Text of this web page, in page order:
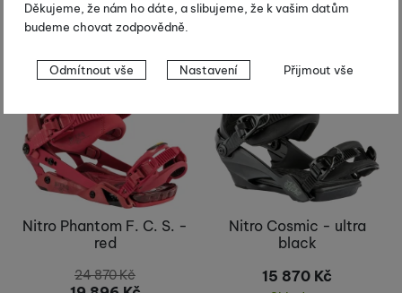
Děkujeme, že nám ho dáte, a slibujeme, že k vašim datům
budeme chovat zodpovědně.
Nastavení souhlasů s kategoriemi
cookies
Technické
Technické-bez těchto cookies náš web nebude fungovat
VŽDY AKTIVNÍ
Technické cookies umožňují váš průchod nákupním košíkem,
porovnávání produktů a další nezbytné funkce.
Preferenční a rozšířené funkce
Preferenční a rozšířené funkce
abyste nemuseli vše
nastavovat znovu a abyste se s námi mohli spojit např. pomocí
Odmítnout vše Nastavení Přijmout vše
-20 %
Nitro Phantom F. C. S. -
red
24 870Kč
Nitro Cosmic - ultra
black
15 870 Kč